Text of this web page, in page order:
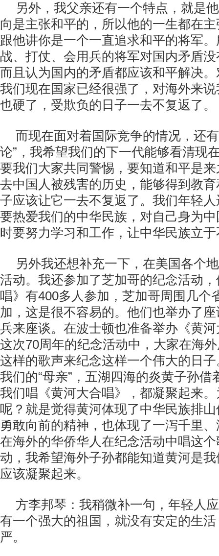
另外，我父亲还有一个特点，就是
向是主张和平的，所以他的一生都在
跟他讲你是一个一直追求和平的将军
战、打仗、会用兵的将军对国内矛盾
而且认为国内的矛盾都应该和平解决
我们现在国家已经很强了，对海外来
也硬了，受欺负的日子一去不复返了。
而现在面对着国际竞争的情况，还
论”，我希望我们的下一代能够看清现
要我们大家共同警惕，要知道和平是
去中国人被残害的历史，能够得到教
子应该让它一去不复返了。我们年轻
要热爱我们的中华民族，对自己身为
时要努力学习和工作，让中华民族立
另外我还想补充一下，在美国各个
活动。我还参加了芝加哥的纪念活动
唱》有400多人参加，芝加哥周围几个
加，这是很不容易的。他们也举办了
兵来座谈。在波士顿也准备举办《黄
这次70周年的纪念活动中，大家在海
这样的歌声来纪念这样一个伟大的日
我们的“母亲”，五湖四海的炎黄子孙借
我们唱《黄河大合唱》，都凝聚起来
呢？就是觉得黄河体现了中华民族排
勇敢向前的精神，也体现了一泻千里
在海外的华侨华人在纪念活动中唱这
动，我希望海外子孙都能知道黄河是我
应该凝聚起来。
方李邦琴：我稍微补一句，年轻人
有一个强大的祖国，就没有安定的生
严。